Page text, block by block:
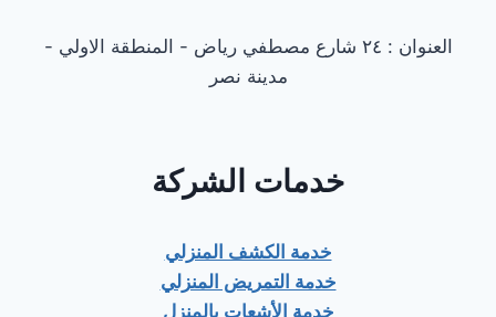
العنوان : ٢٤ شارع مصطفي رياض - المنطقة الاولي -
مدينة نصر
خدمات الشركة
خدمة الكشف المنزلي
خدمة التمريض المنزلي
خدمة الأشعات بالمنزل